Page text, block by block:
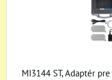
MI3144 ST, Adaptér